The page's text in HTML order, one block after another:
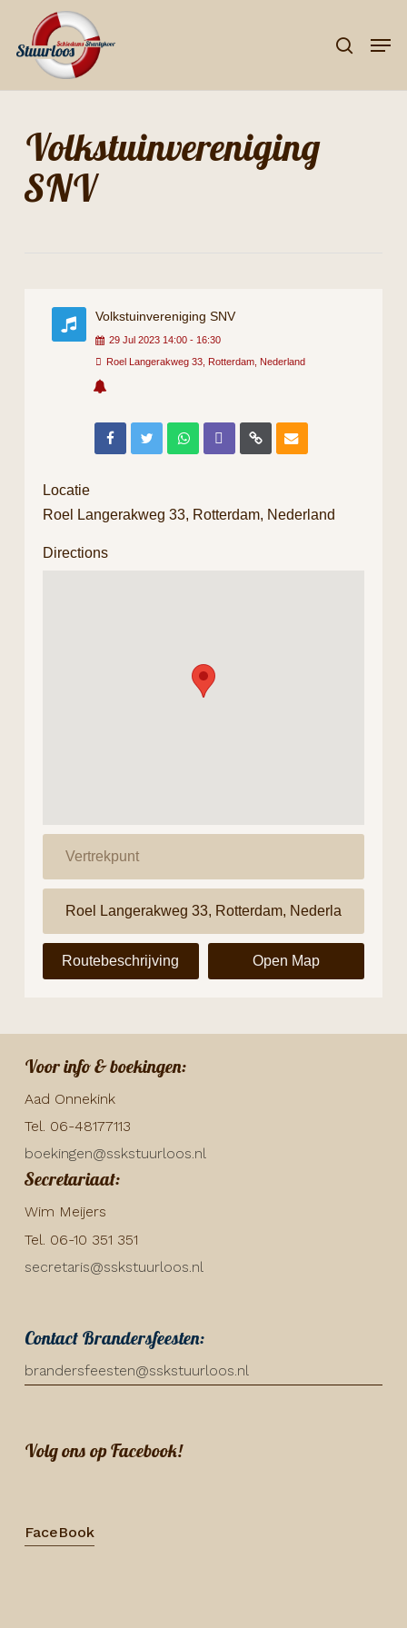
content
search
Volkstuinvereniging
SNV
Volkstuinvereniging SNV
29 Jul 2023 14:00- 16:30
Roel Langerakweg 33, Rotterdam, Nederland
Locatie
Roel Langerakweg 33, Rotterdam, Nederland
Directions
Routebeschrijving Open Map
Voor info & boekingen:
Aad Onnekink
Tel. 06-48177113
boekingen@sskstuurloos.nl
Secretariaat:
Wim Meijers
Tel. 06-10 351 351
secretaris@sskstuurloos.nl
Contact Brandersfeesten:
brandersfeesten@sskstuurloos.nl
Volg ons op Facebook!
FaceBook
Close